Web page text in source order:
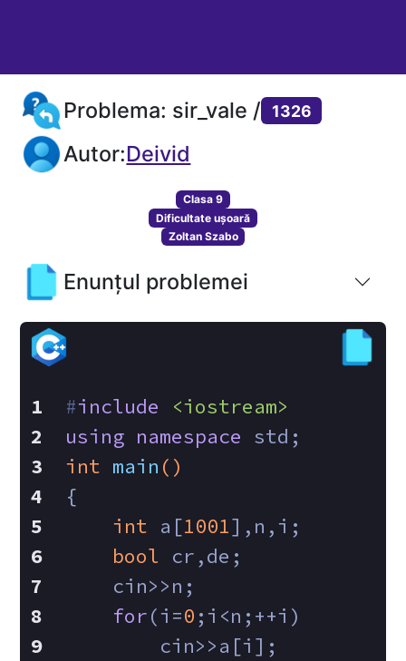
Problema: sir_vale / 1326
Autor:Deivid
Clasa 9
Dificultate ușoară
Zoltan Szabo
Enunțul problemei
#include
<iostream>
using namespace std;
int main ()
{
int a[1001],n,i;
bool cr,de;
    cin>>n;
for(i=0 ;i<n;++i)
        cin>>a[i];